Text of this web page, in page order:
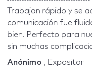
Trabajan rápido y se
comunicación fue
bien. Perfecto para
sin muchas
Anónimo , Expositor